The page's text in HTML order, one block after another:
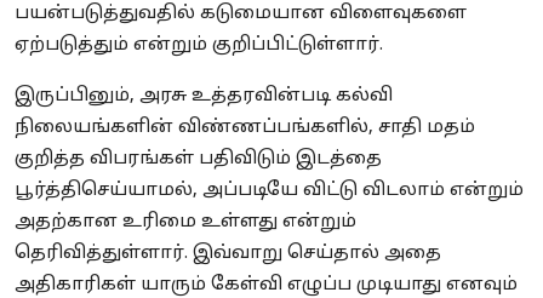
பயன்படுத்துவதில் கடுமையான விளைவுகளை
ஏற்படுத்தும் என்றும் குறிப்பிட்டுள்ளார்.
இருப்பினும், அரசு உத்தரவின்படி கல்வி
நிலையங்களின் விண்ணப்பங்களில், சாதி மதம்
குறித்த விபரங்கள் பதிவிடும் இடத்தை
பூர்த்திசெய்யாமல், அப்படியே விட்டு விடலாம் என்றும்
அதற்கான உரிமை உள்ளது என்றும்
தெரிவித்துள்ளார். இவ்வாறு செய்தால் அதை
அதிகாரிகள் யாரும் கேள்வி எழுப்ப முடியாது எனவும்